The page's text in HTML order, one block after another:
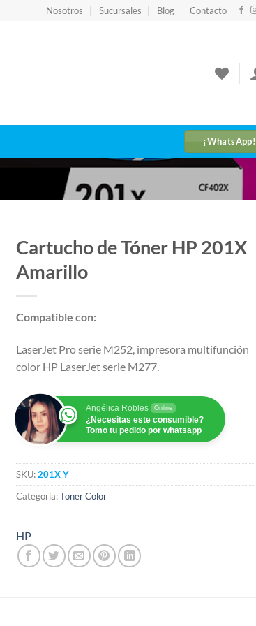
Nosotros Sucursales Blog Contacto
¡WhatsApp!
Cartucho de Tóner HP 201X
Amarillo
Compatible con:
LaserJet Pro serie M252, impresora multifunción
color HP LaserJet serie M277.
Angélica Robles Online
¿Necesitas este consumible?
Tomo tu pedido por whatsapp
SKU:201X Y
Categoría:Toner Color
HP